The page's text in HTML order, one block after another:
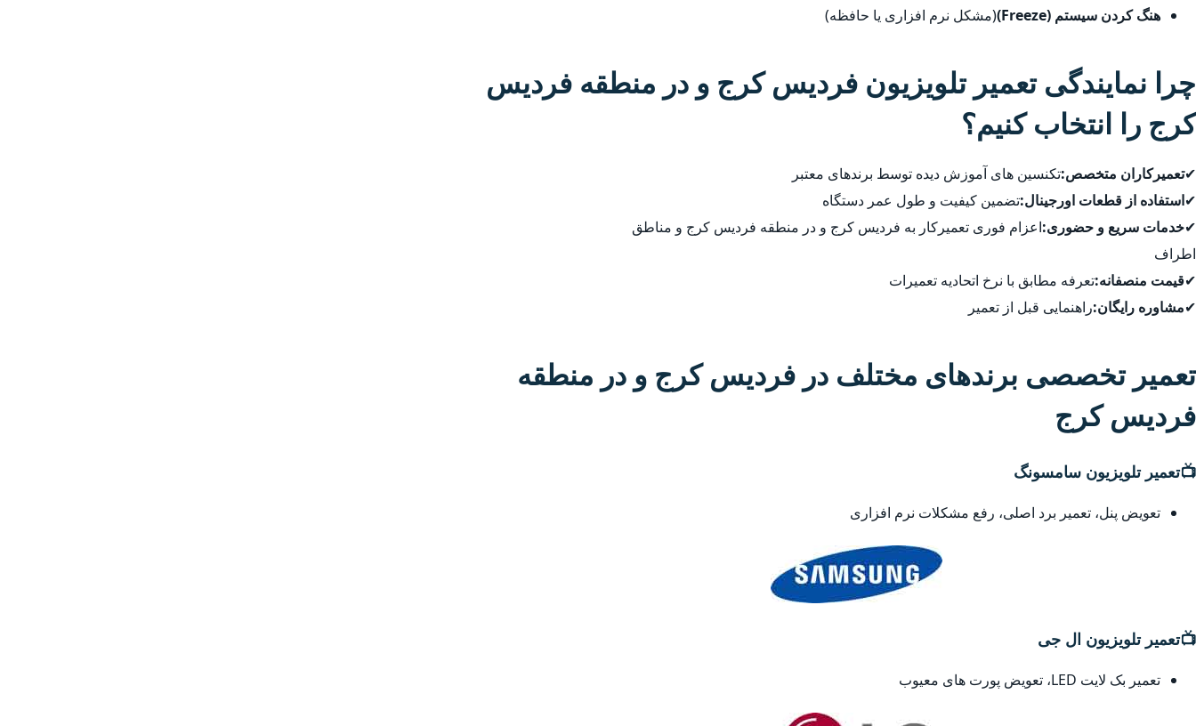
هنگ کردن سیستم (Freeze) (مشکل نرم افزاری یا حافظه)
چرا نمایندگی تعمیر تلویزیون فردیس کرج و در منطقه فردیس
کرج را انتخاب کنیم؟
✔تعمیرکاران متخصص:تکنسین های آموزش دیده توسط برندهای معتبر
✔استفاده از قطعات اورجینال:تضمین کیفیت و طول عمر دستگاه
✔خدمات سریع و حضوری:اعزام فوری تعمیرکار به فردیس کرج و در منطقه فردیس کرج و مناطق
اطراف
✔قیمت منصفانه:تعرفه مطابق با نرخ اتحادیه تعمیرات
✔مشاوره رایگان:راهنمایی قبل از تعمیر
تعمیر تخصصی برندهای مختلف در فردیس کرج و در منطقه
فردیس کرج
📺تعمیر تلویزیون سامسونگ
تعویض پنل، تعمیر برد اصلی، رفع مشکلات نرم افزاری
📺تعمیر تلویزیون ال جی
تعمیر بک لایت LED، تعویض پورت های معیوب